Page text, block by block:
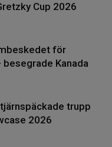
Cup 2026
för
Kanada
trupp
2026